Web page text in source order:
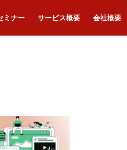
ミナー サービス概要 会社概要